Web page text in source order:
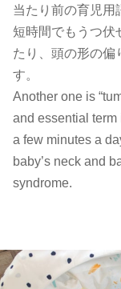
当たり前の育児用
短時間でもうつ伏
たり、頭の形の偏
す。
Another one is
and essential
a few minutes a
baby’s neck and
syndrome.